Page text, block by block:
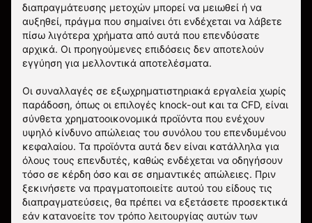
διαπραγμάτευσης μετοχών μπορεί να μειωθεί ή να
αυξηθεί, πράγμα που σημαίνει ότι ενδέχεται να λάβετε
πίσω λιγότερα χρήματα από αυτά που επενδύσατε
αρχικά. Οι προηγούμενες επιδόσεις δεν αποτελούν
εγγύηση για μελλοντικά αποτελέσματα.
Οι συναλλαγές σε εξωχρηματιστηριακά εργαλεία χωρίς
παράδοση, όπως οι επιλογές knock-out και τα CFD, είναι
σύνθετα χρηματοοικονομικά προϊόντα που ενέχουν
υψηλό κίνδυνο απώλειας του συνόλου του επενδυμένου
κεφαλαίου. Τα προϊόντα αυτά δεν είναι κατάλληλα για
όλους τους επενδυτές, καθώς ενδέχεται να οδηγήσουν
τόσο σε κέρδη όσο και σε σημαντικές απώλειες. Πριν
ξεκινήσετε να πραγματοποιείτε αυτού του είδους τις
διαπραγματεύσεις, θα πρέπει να εξετάσετε προσεκτικά
εάν κατανοείτε τον τρόπο λειτουργίας αυτών των